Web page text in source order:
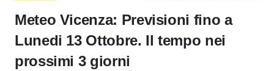
Meteo Vicenza: Previsioni fino a
Lunedi 13 Ottobre. Il tempo nei
prossimi 3 giorni